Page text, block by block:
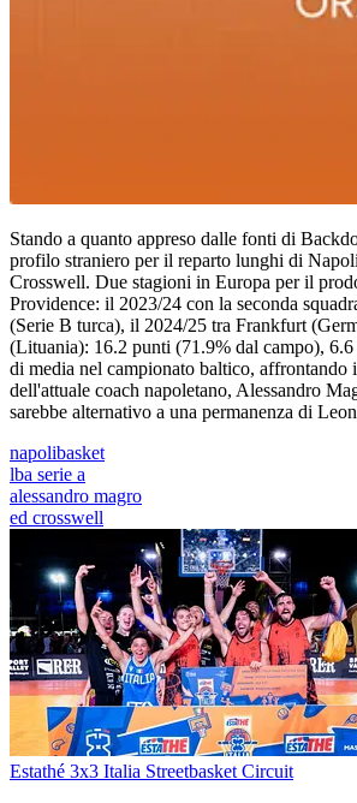
Stando a quanto appreso dalle fonti di
profilo straniero per il reparto lunghi di
Crosswell. Due stagioni in Europa per il
Providence: il 2023/24 con la seconda
(Serie B turca), il 2024/25 tra Frankfurt
(Lituania): 16.2 punti (71.9% dal campo),
di media nel campionato baltico, affrontando
dell'attuale coach napoletano, Alessandro
sarebbe alternativo a una permanenza di
napolibasket
lba serie a
alessandro magro
ed crosswell
Estathé 3x3 Italia Streetbasket Circuit